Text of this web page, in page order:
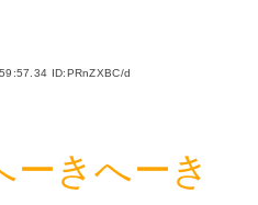
ID:PRnZXBC/d
ーきへーき